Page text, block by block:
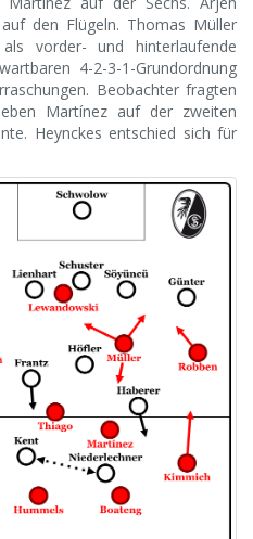
den Flügeln. Thomas Müller
vorder- und hinterlaufende
4-2-3-1-Grundordnung
Beobachter fragten
Martínez auf der zweiten
Heynckes entschied sich für